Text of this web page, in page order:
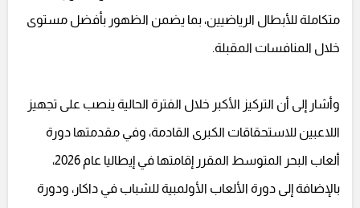
متكاملة للأبطال الرياضيين، بما يضمن الظهور بأفضل مستوى
خلال المنافسات المقبلة.
وأشار إلى أن التركيز الأكبر خلال الفترة الحالية ينصب على تجهيز
اللاعبين للاستحقاقات الكبرى القادمة، وفي مقدمتها دورة
ألعاب البحر المتوسط المقرر إقامتها في إيطاليا عام 2026،
بالإضافة إلى دورة الألعاب الأولمبية للشباب في داكار، ودورة